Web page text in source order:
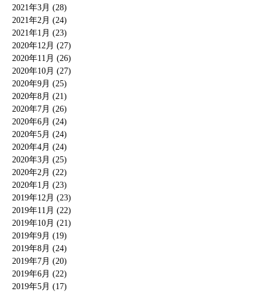
2021年3月 (28)
2021年2月 (24)
2021年1月 (23)
2020年12月 (27)
2020年11月 (26)
2020年10月 (27)
2020年9月 (25)
2020年8月 (21)
2020年7月 (26)
2020年6月 (24)
2020年5月 (24)
2020年4月 (24)
2020年3月 (25)
2020年2月 (22)
2020年1月 (23)
2019年12月 (23)
2019年11月 (22)
2019年10月 (21)
2019年9月 (19)
2019年8月 (24)
2019年7月 (20)
2019年6月 (22)
2019年5月 (17)